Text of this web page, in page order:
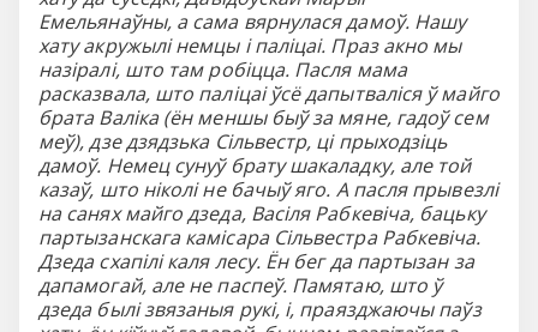
Емельянаўны, а сама вярнулася дамоў. Нашу
хату акружылі немцы і паліцаі. Праз акно мы
назіралі, што там робіцца. Пасля мама
расказвала, што паліцаі ўсё дапытваліся ў майго
брата Валіка (ён меншы быў за мяне, гадоў сем
меў), дзе дзядзька Сільвестр, ці прыходзіць
дамоў. Немец сунуў брату шакаладку, але той
казаў, што ніколі не бачыў яго. А пасля прывезлі
на санях майго дзеда, Васіля Рабкевіча, бацьку
партызанскага камісара Сільвестра Рабкевіча.
Дзеда схапілі каля лесу. Ён бег да партызан за
дапамогай, але не паспеў. Памятаю, што ў
дзеда былі звязаныя рукі, і, праязджаючы паўз